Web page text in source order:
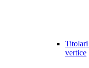
vertice